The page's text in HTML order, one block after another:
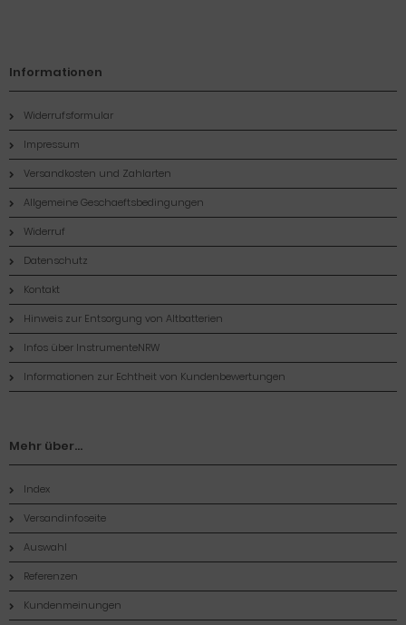
Informationen
Widerrufsformular
Impressum
Versandkosten und Zahlarten
Allgemeine Geschaeftsbedingungen
Widerruf
Datenschutz
Kontakt
Hinweis zur Entsorgung von Altbatterien
Infos über InstrumenteNRW
Informationen zur Echtheit von Kundenbewertungen
Mehr über...
Index
Versandinfoseite
Auswahl
Referenzen
Kundenmeinungen